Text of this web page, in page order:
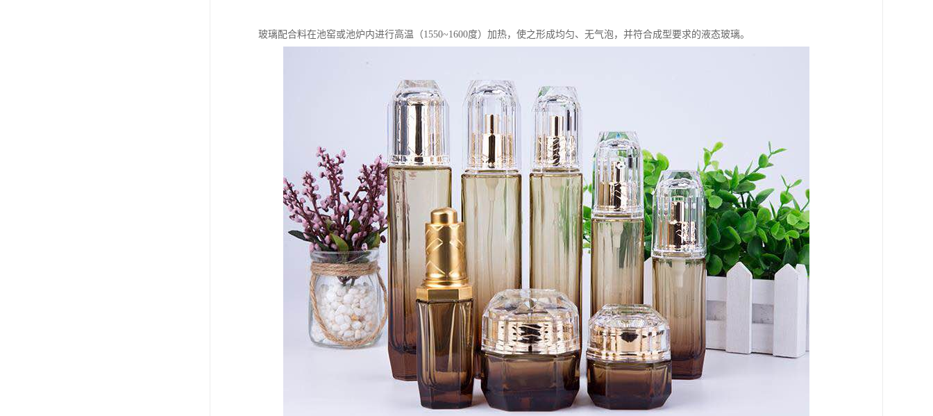
玻璃配合料在池窑或池炉内进行高温（1550~1600度）加热，使之形成均匀、无气泡，并符合成型要求的液态玻璃。